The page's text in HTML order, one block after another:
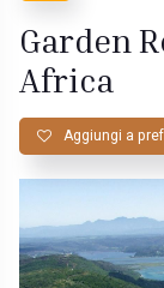
Garden
Africa
Aggiungi a